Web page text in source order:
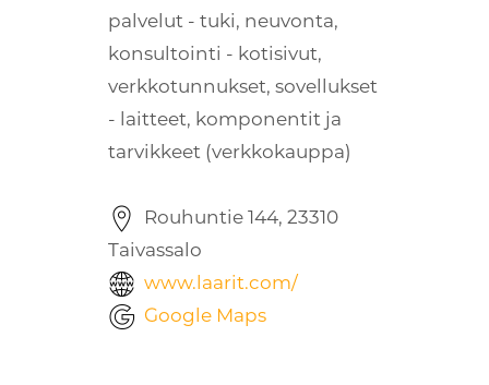
palvelut - tuki, neuvonta,
konsultointi - kotisivut,
verkkotunnukset, sovellukset
- laitteet, komponentit ja
tarvikkeet (verkkokauppa)
Rouhuntie 144, 23310
Taivassalo
www.laarit.com/
Google Maps